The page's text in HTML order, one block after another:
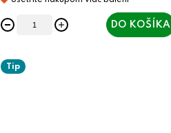
DO KOŠÍKA
Tip